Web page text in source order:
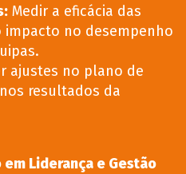
Medir a eficácia das
impacto no desempenho
ajustes no plano de
resultados da
Liderança e Gestão